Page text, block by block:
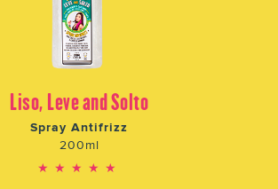
Liso, Leve and Solto
Spray Antifrizz
200ml
★★★★★